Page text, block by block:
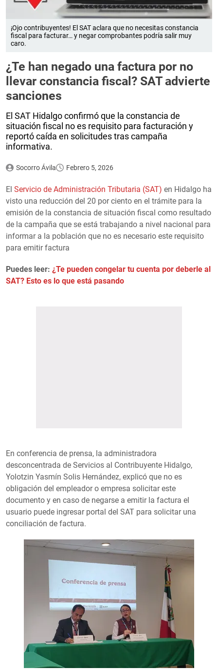
¡Ojo contribuyentes! El SAT aclara que no necesitas constancia
fiscal para facturar… y negar comprobantes podría salir muy
caro.
¿Te han negado una factura por no
llevar constancia fiscal? SAT advierte
sanciones
El SAT Hidalgo confirmó que la constancia de
situación fiscal no es requisito para facturación y
reportó caída en solicitudes tras campaña
informativa.
Socorro Ávila Febrero 5, 2026
El Servicio de Administración Tributaria (SAT) en Hidalgo ha
visto una reducción del 20 por ciento en el trámite para la
emisión de la constancia de situación fiscal como resultado
de la campaña que se está trabajando a nivel nacional para
informar a la población que no es necesario este requisito
para emitir factura
Puedes leer: ¿Te pueden congelar tu cuenta por deberle al
SAT? Esto es lo que está pasando
En conferencia de prensa, la administradora
desconcentrada de Servicios al Contribuyente Hidalgo,
Yolotzin Yasmín Solis Hernández, explicó que no es
obligación del empleador o empresa solicitar este
documento y en caso de negarse a emitir la factura el
usuario puede ingresar portal del SAT para solicitar una
conciliación de factura.